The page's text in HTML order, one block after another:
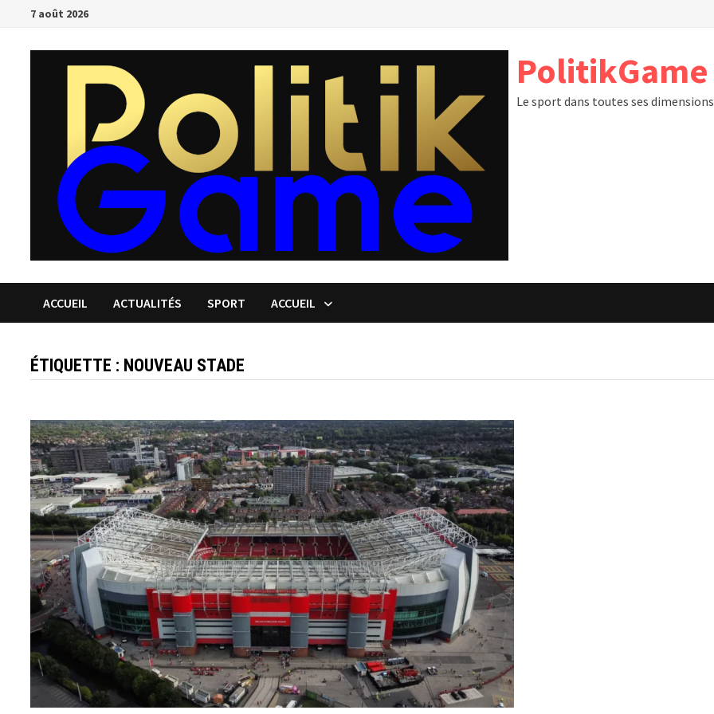
Passer
contenu
7 août 2026
PolitikGame
Le sport dans toutes ses dimensions
ACCUEIL ACTUALITÉS SPORT ACCUEIL
ÉTIQUETTE : NOUVEAU STADE